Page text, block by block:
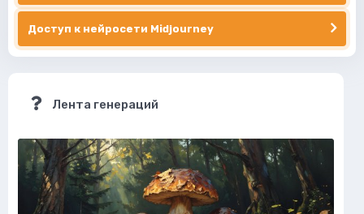
Доступ к нейросети Midjourney
Лента генераций